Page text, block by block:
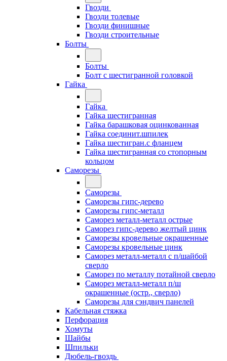
Гвозди
Гвозди толевые
Гвозди финишные
Гвозди строительные
Болты
Болты
Болт с шестигранной головкой
Гайка
Гайка
Гайка шестигранная
Гайка барашковая оцинкованная
Гайка соединит.шпилек
Гайка шестигран.с фланцем
Гайка шестигранная со стопорным
кольцом
Саморезы
Саморезы
Саморезы гипс-дерево
Саморезы гипс-металл
Саморез металл-металл острые
Саморез гипс-дерево желтый цинк
Саморезы кровельные окрашенные
Саморезы кровельные цинк
Саморез металл-металл с п/шайбой
сверло
Саморез по металлу потайной сверло
Саморез металл-металл п/ш
окрашенные (остр., сверло)
Саморезы для сэндвич панелей
Кабельная стяжка
Перфорация
Хомуты
Шайбы
Шпильки
Дюбель-гвоздь